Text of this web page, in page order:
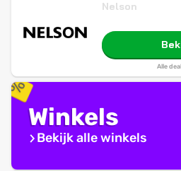
Nelson
Alle
Winkels
Bekijk alle winkels